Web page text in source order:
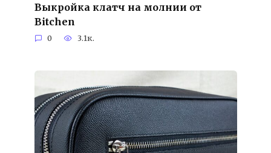
Выкройка клатч на молнии от
Bitchen
0 3.1к.